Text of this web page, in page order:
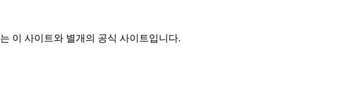
는 이 사이트와 별개의 공식 사이트입니다.